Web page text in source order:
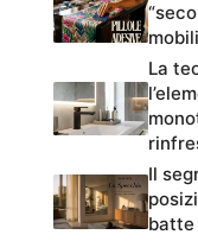
La
Il
batte